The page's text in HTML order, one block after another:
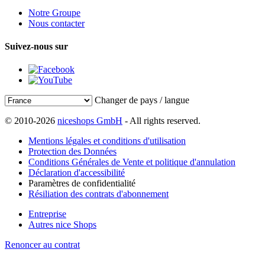
Notre Groupe
Nous contacter
Suivez-nous sur
Changer de pays / langue
© 2010-2026 niceshops GmbH - All rights reserved.
Mentions légales et conditions d'utilisation
Protection des Données
Conditions Générales de Vente et politique d'annulation
Déclaration d'accessibilité
Paramètres de confidentialité
Résiliation des contrats d'abonnement
Entreprise
Autres nice Shops
Renoncer au contrat